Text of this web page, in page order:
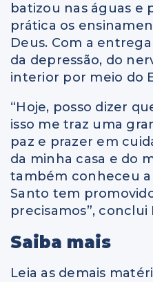
batizou nas águas e
prática os
Deus. Com a
da depressão, do
interior por meio do
“Hoje, posso dizer
isso me traz uma
paz e prazer em
da minha casa e do
também conheceu a
Santo tem
precisamos”, conclui
Saiba mais
Leia as demais